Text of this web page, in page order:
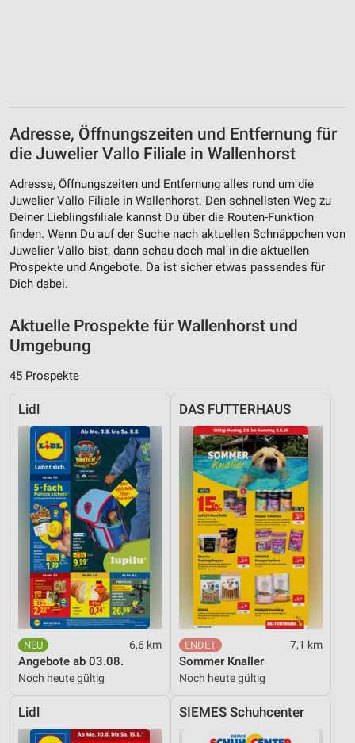
Adresse, Öffnungszeiten und Entfernung für
die Juwelier Vallo Filiale in Wallenhorst
Adresse, Öffnungszeiten und Entfernung alles rund um die
Juwelier Vallo Filiale in Wallenhorst. Den schnellsten Weg zu
Deiner Lieblingsfiliale kannst Du über die Routen-Funktion
finden. Wenn Du auf der Suche nach aktuellen Schnäppchen von
Juwelier Vallo bist, dann schau doch mal in die aktuellen
Prospekte und Angebote. Da ist sicher etwas passendes für
Dich dabei.
Aktuelle Prospekte für Wallenhorst und
Umgebung
45 Prospekte
Lidl
6,6 km
Angebote ab 03.08.
Noch heute gültig
DAS FUTTERHAUS
7,1 km
Sommer Knaller
Noch heute gültig
Lidl SIEMES Schuhcenter